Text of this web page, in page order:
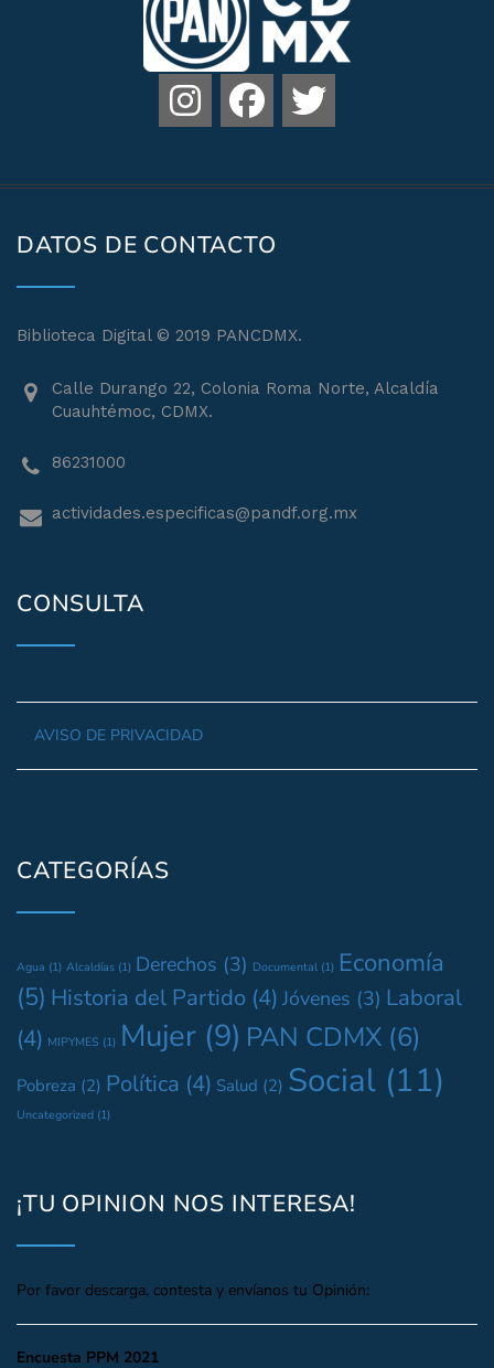
DATOS DE CONTACTO
Biblioteca Digital © 2019 PANCDMX.
Calle Durango 22, Colonia Roma Norte, Alcaldía
Cuauhtémoc, CDMX.
86231000
actividades.especificas@pandf.org.mx
CONSULTA
AVISO DE PRIVACIDAD
CATEGORÍAS
Agua (1) Alcaldías (1) Derechos (3) Documental (1) Economía
(5) Historia del Partido (4) Jóvenes (3) Laboral
(4) MIPYMES (1) Mujer (9) PAN CDMX (6)
Pobreza (2) Política (4) Salud (2) Social (11)
Uncategorized (1)
¡TU OPINION NOS INTERESA!
Por favor descarga, contesta y envíanos tu Opinión:
Encuesta PPM 2021